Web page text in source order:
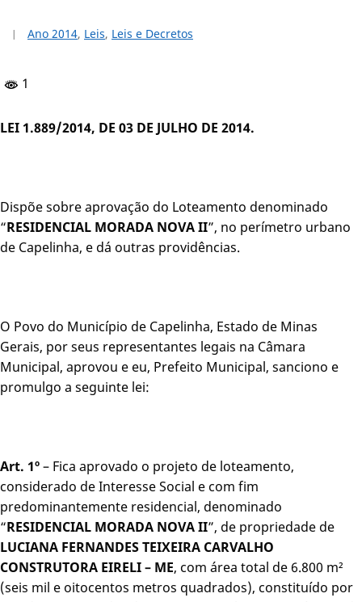
Ano 2014, Leis, Leis e Decretos
1
LEI 1.889/2014, DE 03 DE JULHO DE 2014.
Dispõe sobre aprovação do Loteamento denominado
“RESIDENCIAL MORADA NOVA II”, no perímetro urbano
de Capelinha, e dá outras providências.
O Povo do Município de Capelinha, Estado de Minas
Gerais, por seus representantes legais na Câmara
Municipal, aprovou e eu, Prefeito Municipal, sanciono e
promulgo a seguinte lei:
Art. 1º– Fica aprovado o projeto de loteamento,
considerado de Interesse Social e com fim
predominantemente residencial, denominado
“RESIDENCIAL MORADA NOVA II”, de propriedade de
LUCIANA FERNANDES TEIXEIRA CARVALHO
CONSTRUTORA EIRELI – ME, com área total de 6.800 m²
(seis mil e oitocentos metros quadrados), constituído por